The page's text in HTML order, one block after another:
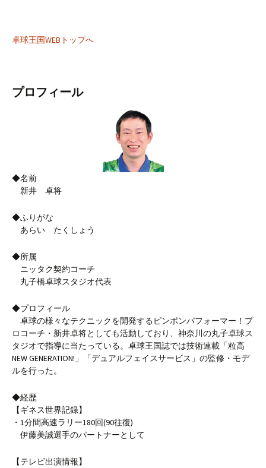
卓球王国WEBトップへ
プロフィール
◆名前
新井 卓将
◆ふりがな
あらい たくしょう
◆所属
ニッタク契約コーチ
丸子橋卓球スタジオ代表
◆プロフィール
卓球の様々なテクニックを開発するピンポンパフォーマー！プ
ロコーチ・新井卓将としても活動しており、神奈川の丸子卓球ス
タジオで指導に当たっている。卓球王国誌では技術連載「粒高
NEW GENERATION!」「デュアルフェイスサービス」の監修・モデ
ルを行った。
◆経歴
【ギネス世界記録】
・1分間高速ラリー180回(90往復)
伊藤美誠選手のパートナーとして
【テレビ出演情報】